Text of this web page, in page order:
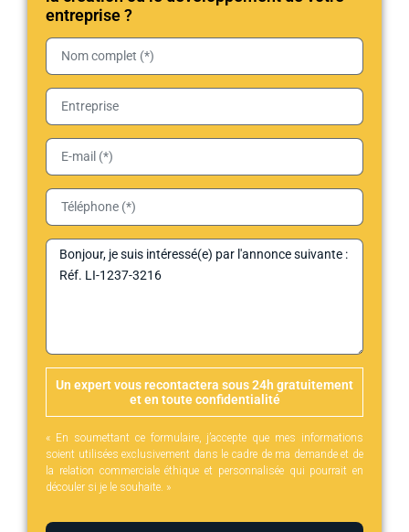
entreprise ?
Un expert vous recontactera sous 24h gratuitement
et en toute confidentialité
« En soumettant ce formulaire, j’accepte que mes informations
soient utilisées exclusivement dans le cadre de ma demande et de
la relation commerciale éthique et personnalisée qui pourrait en
découler si je le souhaite. »